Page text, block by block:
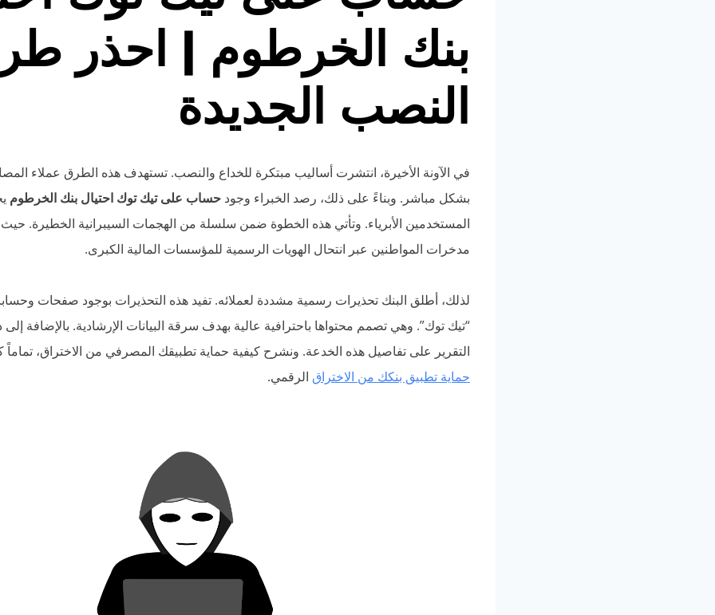
بنك الخرطوم | احذر
النصب الجديدة
في الآونة الأخيرة، انتشرت أساليب مبتكرة للخداع والنصب. تستهدف هذه الطرق عملاء
بشكل مباشر. وبناءً على ذلك، رصد الخبراء وجود حساب على تيك توك احتيال بنك الخرطوم
المستخدمين الأبرياء. وتأتي هذه الخطوة ضمن سلسلة من الهجمات السيبرانية الخطيرة.
مدخرات المواطنين عبر انتحال الهويات الرسمية للمؤسسات المالية الكبرى.
لذلك، أطلق البنك تحذيرات رسمية مشددة لعملائه. تفيد هذه التحذيرات بوجود صفحات
“تيك توك”. وهي تصمم محتواها باحترافية عالية بهدف سرقة البيانات الإرشادية. بالإضافة
التقرير على تفاصيل هذه الخدعة. ونشرح كيفية حماية تطبيقك المصرفي من الاختراق، تماماً
حماية تطبيق بنكك من الاختراق الرقمي.